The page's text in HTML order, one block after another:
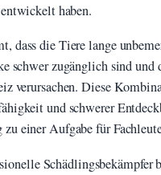
haben.
dass die Tiere lange
schwer zugänglich sind und
verursachen. Diese
und schwerer
einer Aufgabe für
Schädlingsbekämpfer